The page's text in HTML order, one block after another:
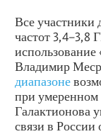
Все участники
частот 3,4–3,8
Владимир
диапазоне
при умеренном
Галактионова
связи в России